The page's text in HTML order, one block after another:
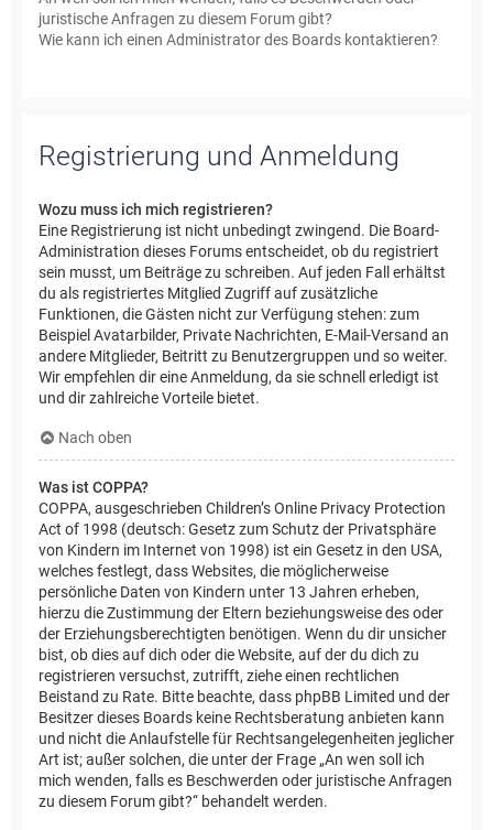
juristische Anfragen zu diesem Forum gibt?
Wie kann ich einen Administrator des Boards kontaktieren?
Registrierung und Anmeldung
Wozu muss ich mich registrieren?
Eine Registrierung ist nicht unbedingt zwingend. Die Board-
Administration dieses Forums entscheidet, ob du registriert
sein musst, um Beiträge zu schreiben. Auf jeden Fall erhältst
du als registriertes Mitglied Zugriff auf zusätzliche
Funktionen, die Gästen nicht zur Verfügung stehen: zum
Beispiel Avatarbilder, Private Nachrichten, E-Mail-Versand an
andere Mitglieder, Beitritt zu Benutzergruppen und so weiter.
Wir empfehlen dir eine Anmeldung, da sie schnell erledigt ist
und dir zahlreiche Vorteile bietet.
Nach oben
Was ist COPPA?
COPPA, ausgeschrieben Children’s Online Privacy Protection
Act of 1998 (deutsch: Gesetz zum Schutz der Privatsphäre
von Kindern im Internet von 1998) ist ein Gesetz in den USA,
welches festlegt, dass Websites, die möglicherweise
persönliche Daten von Kindern unter 13 Jahren erheben,
hierzu die Zustimmung der Eltern beziehungsweise des oder
der Erziehungsberechtigten benötigen. Wenn du dir unsicher
bist, ob dies auf dich oder die Website, auf der du dich zu
registrieren versuchst, zutrifft, ziehe einen rechtlichen
Beistand zu Rate. Bitte beachte, dass phpBB Limited und der
Besitzer dieses Boards keine Rechtsberatung anbieten kann
und nicht die Anlaufstelle für Rechtsangelegenheiten jeglicher
Art ist; außer solchen, die unter der Frage „An wen soll ich
mich wenden, falls es Beschwerden oder juristische Anfragen
zu diesem Forum gibt?“ behandelt werden.